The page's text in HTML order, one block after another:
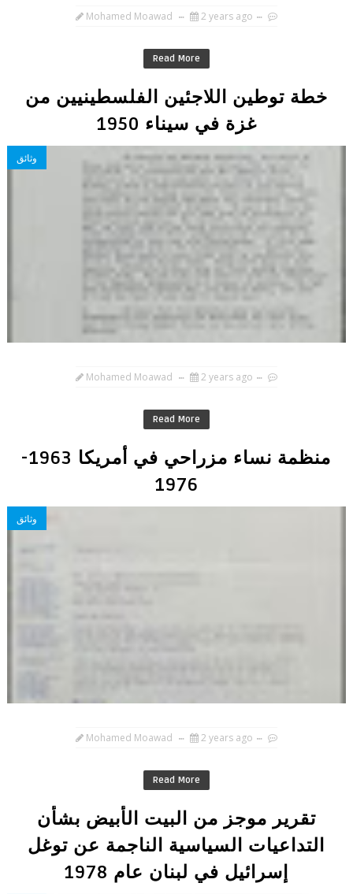
Mohamed Moawad 2 years ago
Read More
خطة توطين اللاجئين الفلسطينيين من
غزة في سيناء 1950
وثائق
Mohamed Moawad 2 years ago
Read More
منظمة نساء مزراحي في أمريكا 1963-
1976
وثائق
Mohamed Moawad 2 years ago
Read More
تقرير موجز من البيت الأبيض بشأن
التداعيات السياسية الناجمة عن توغل
إسرائيل في لبنان عام 1978